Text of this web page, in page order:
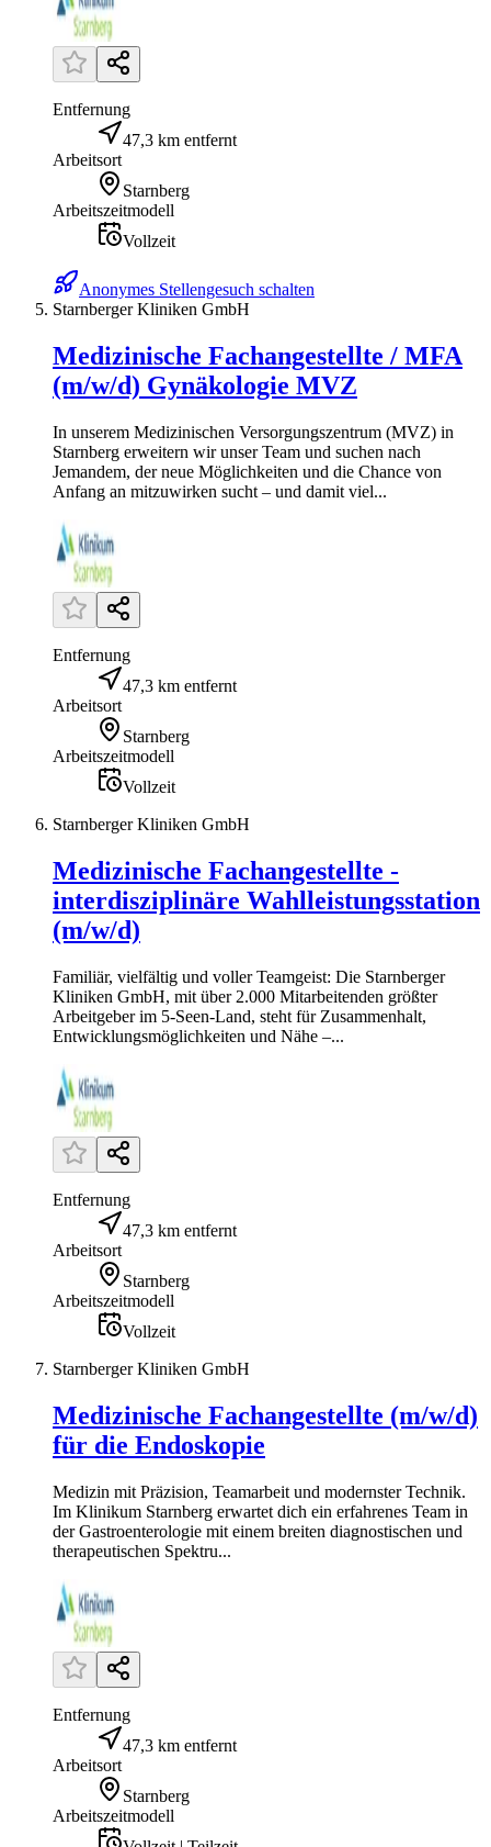
Entfernung
47,3 km entfernt
Arbeitsort
Starnberg
Arbeitszeitmodell
Vollzeit
Anonymes Stellengesuch schalten
Starnberger Kliniken GmbH
Medizinische Fachangestellte / MFA
(m/w/d) Gynäkologie MVZ
In unserem Medizinischen Versorgungszentrum (MVZ) in
Starnberg erweitern wir unser Team und suchen nach
Jemandem, der neue Möglichkeiten und die Chance von
Anfang an mitzuwirken sucht – und damit viel...
Entfernung
47,3 km entfernt
Arbeitsort
Starnberg
Arbeitszeitmodell
Vollzeit
Starnberger Kliniken GmbH
Medizinische Fachangestellte -
interdisziplinäre Wahlleistungsstation
(m/w/d)
Familiär, vielfältig und voller Teamgeist: Die Starnberger
Kliniken GmbH, mit über 2.000 Mitarbeitenden größter
Arbeitgeber im 5-Seen-Land, steht für Zusammenhalt,
Entwicklungsmöglichkeiten und Nähe –...
Entfernung
47,3 km entfernt
Arbeitsort
Starnberg
Arbeitszeitmodell
Vollzeit
Starnberger Kliniken GmbH
Medizinische Fachangestellte (m/w/d)
für die Endoskopie
Medizin mit Präzision, Teamarbeit und modernster Technik.
Im Klinikum Starnberg erwartet dich ein erfahrenes Team in
der Gastroenterologie mit einem breiten diagnostischen und
therapeutischen Spektru...
Entfernung
47,3 km entfernt
Arbeitsort
Starnberg
Arbeitszeitmodell